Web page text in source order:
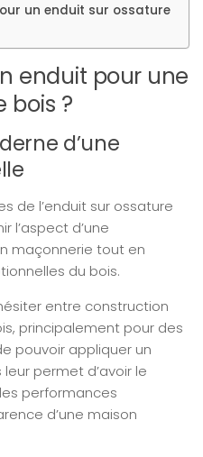
un enduit sur ossature
enduit pour une
bois ?
d’une
de l’enduit sur ossature
l’aspect d’une
maçonnerie tout en
du bois.
entre construction
principalement pour des
pouvoir appliquer un
permet d’avoir le
performances
d’une maison